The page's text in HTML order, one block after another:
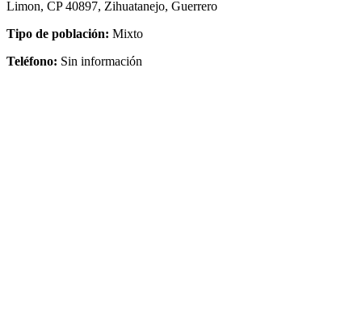
Limon, CP 40897, Zihuatanejo, Guerrero
Tipo de población: Mixto
Teléfono: Sin información